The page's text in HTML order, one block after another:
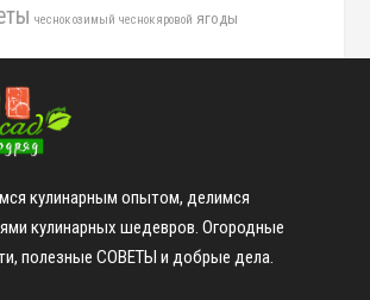
чеснок озимый чеснок яровой ягоды
кулинарным опытом, делимся
кулинарных шедевров. Огородные
полезные СОВЕТЫ и добрые дела.